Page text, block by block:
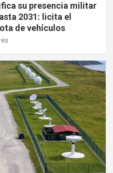
su presencia militar
2031: licita el
de vehículos